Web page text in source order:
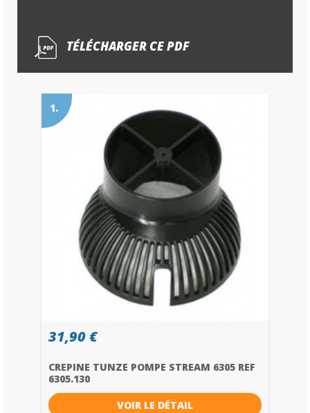
TÉLÉCHARGER CE PDF
1.
31,90 €
CREPINE TUNZE POMPE STREAM 6305 REF
6305.130
VOIR LE DÉTAIL